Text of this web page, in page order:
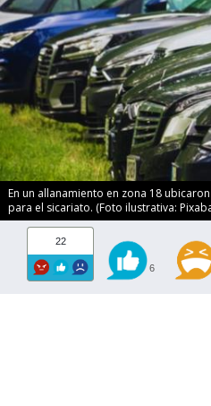
En un allanamiento en zona 18
para el sicariato. (Foto ilustrativa:
22
6